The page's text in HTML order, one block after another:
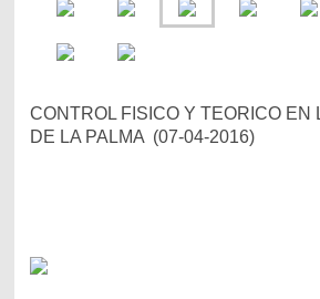
CONTROL FISICO Y TEORICO EN
DE LA PALMA (07-04-2016)